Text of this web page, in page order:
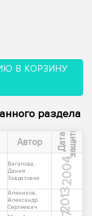
В КОРЗИНУ
раздела
Автор Д
а
т
а
з
а
щ
и
т ы
Вагапова,
Дания
Завдатовна
2004
Алеников,
Александр
Сергеевич
2013